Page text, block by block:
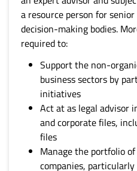
a resource person for
decision-making bodies.
required to:
Support the non-
business sectors by
initiatives
Act at as legal advisor
and corporate files,
files
Manage the portfolio
companies,